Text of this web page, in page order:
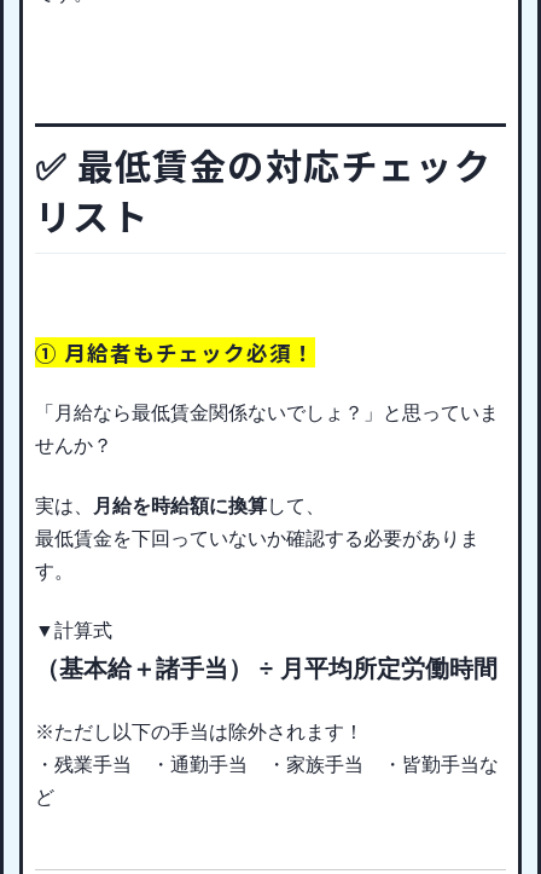
✅ 最低賃金の対応チェック
リスト
① 月給者もチェック必須！
「月給なら最低賃金関係ないでしょ？」と思っていま
せんか？
実は、 月給を時給額に換算して
最低賃金を下回っていないか確認する必要がありま
す。
▼計算式
（基本給＋諸手当） ÷ 月平均所定労働時間
※ただし以下の手当は除外されます！
・残業手当 ・通勤手当 ・家族手当 ・皆勤手当な
ど